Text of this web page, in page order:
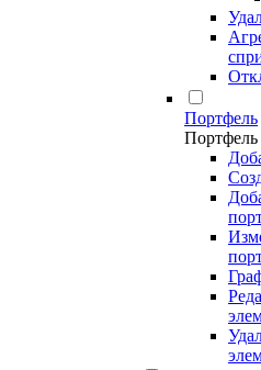
Портфель
Портфель